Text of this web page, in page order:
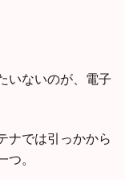
いないのが、電子
ナでは引っかから
。